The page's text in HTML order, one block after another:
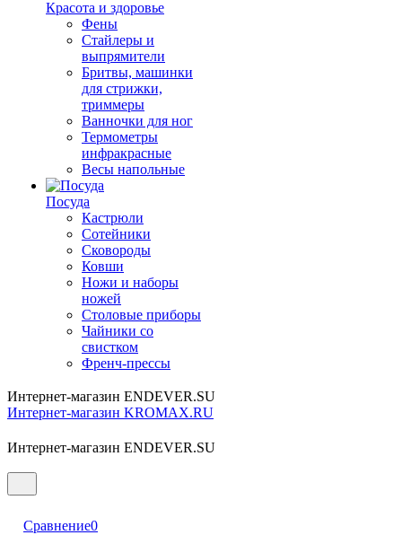
Красота и здоровье
Фены
Стайлеры и
выпрямители
Бритвы, машинки
для стрижки,
триммеры
Ванночки для ног
Термометры
инфракрасные
Весы напольные
Посуда
Кастрюли
Сотейники
Сковороды
Ковши
Ножи и наборы
ножей
Столовые приборы
Чайники со
свистком
Френч-прессы
Интернет-магазин ENDEVER.SU
Интернет-магазин KROMAX.RU
Интернет-магазин ENDEVER.SU
Сравнение0